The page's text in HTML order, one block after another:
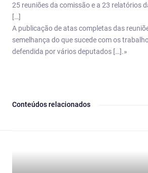
25 reuniões da comissão e a 23 relatórios
[…]
A publicação de atas completas das
semelhança do que sucede com os
defendida por vários deputados […].»
Conteúdos relacionados